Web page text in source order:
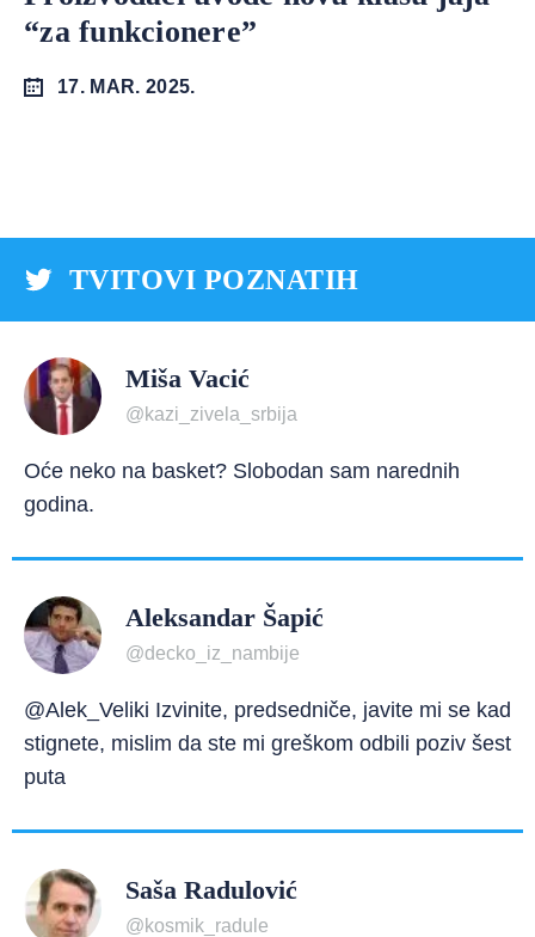
“za funkcionere”
17. MAR. 2025.
TVITOVI POZNATIH
Miša Vacić
@kazi_zivela_srbija
Oće neko na basket? Slobodan sam narednih
godina.
Aleksandar Šapić
@decko_iz_nambije
@Alek_Veliki Izvinite, predsedniče, javite mi se kad
stignete, mislim da ste mi greškom odbili poziv šest
puta
Saša Radulović
@kosmik_radule